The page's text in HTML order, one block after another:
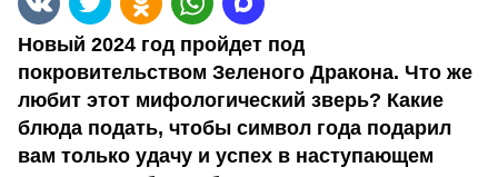
Новый 2024 год пройдет под
покровительством Зеленого Дракона. Что же
любит этот мифологический зверь? Какие
блюда подать, чтобы символ года подарил
вам только удачу и успех в наступающем